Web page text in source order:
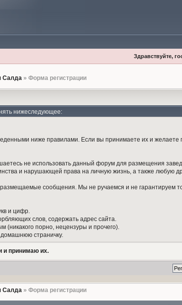
Здравствуйте,
Салда » Форма регистрации
нижеследующее:
ниже правилами. Если вы принимаете их и
не использовать данный форум для размещения
и нарушающей права на личную жизнь, а также любую
сообщения. Мы не ручаемся и не гарантируем
и цифр.
слов, содержать адрес сайта.
(никакого порно, нецензуры и прочего).
домашнюю страничку.
и принимаю их.
Салда » Форма регистрации